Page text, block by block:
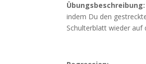
Übungsbeschreibung:
indem Du den
Schulterblatt wieder auf